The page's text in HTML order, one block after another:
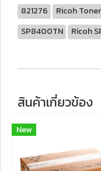
821276 Ricoh
SP8400TN
Ricoh
สินค้าเกี่ยวข้อง
New